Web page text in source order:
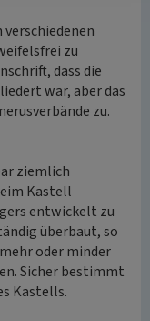
zu
dass die
war, aber das
zu.
ziemlich
Kastell
entwickelt zu
überbaut, so
oder minder
Sicher bestimmt
Kastells.